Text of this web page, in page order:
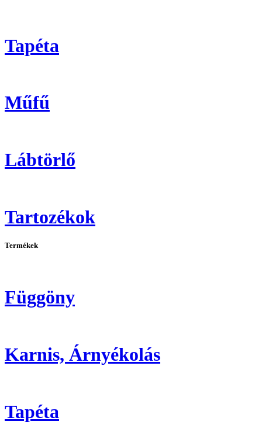
Tapéta
Műfű
Lábtörlő
Tartozékok
Termékek
Függöny
Karnis, Árnyékolás
Tapéta